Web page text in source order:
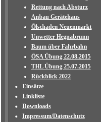
Rettung nach Absturz
Anbau Gerätehaus
Ölschaden Neuenmarkt
Unwetter Hegnabrunn
Baum über Fahrbahn
ÖSA Übung 22.08.2015
THL Übung 25.07.2015
Rückblick 2022
Einsätze
Linkliste
Downloads
Impressum/Datenschutz